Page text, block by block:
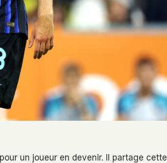
un joueur en devenir. Il partage cette